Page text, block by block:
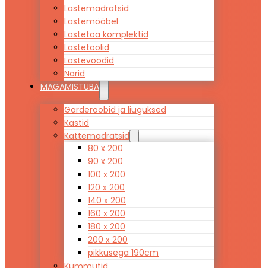
Lastemadratsid
Lastemööbel
Lastetoa komplektid
Lastetoolid
Lastevoodid
Narid
MAGAMISTUBA
Garderoobid ja liuguksed
Kastid
Kattemadratsid
80 x 200
90 x 200
100 x 200
120 x 200
140 x 200
160 x 200
180 x 200
200 x 200
pikkusega 190cm